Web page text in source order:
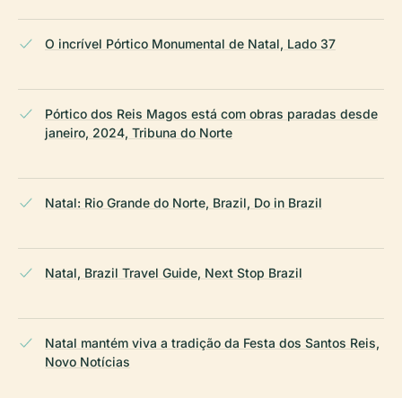
O incrível Pórtico Monumental de Natal, Lado 37
Pórtico dos Reis Magos está com obras paradas desde
janeiro, 2024, Tribuna do Norte
Natal: Rio Grande do Norte, Brazil, Do in Brazil
Natal, Brazil Travel Guide, Next Stop Brazil
Natal mantém viva a tradição da Festa dos Santos Reis,
Novo Notícias